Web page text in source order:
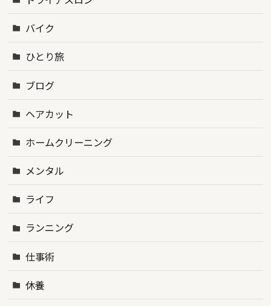
バイク
ひとり旅
ブログ
ヘアカット
ホームクリーニング
メンタル
ライフ
ランニング
仕事術
休養